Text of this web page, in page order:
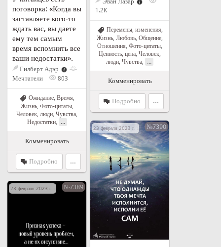
1.2K
Перемены, изменения,
Жизнь Любовь Общение
Отношения Фото-цитаты
Ценность, цена Человек,
люди Чувства ...
Комменировать
Подробно ...
поговорка: «Когда вы
заставляете кого-то
ждать вас, вы даете
ему тем самым
время вспомнить все
ваши недостатки».
Гилберт Адэр
Мечтатели
803
Ожидание, Время,
Жизнь, Фото-цитаты,
Человек, люди Чувства
Недостатки, ...
Комменировать
Подробно ...
23 февраля 2023 г. в 12:00№7390
23 февраля 2023 г. в 11:50№7389